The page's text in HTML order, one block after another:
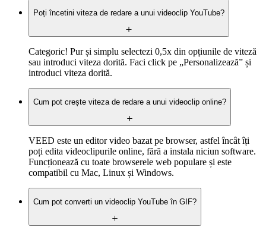
Poți încetini viteza de redare a unui videoclip YouTube?
Categoric! Pur și simplu selectezi 0,5x din opțiunile de viteză
sau introduci viteza dorită. Faci click pe „Personalizează” și
introduci viteza dorită.
Cum pot crește viteza de redare a unui videoclip online?
VEED este un editor video bazat pe browser, astfel încât îți
poți edita videoclipurile online, fără a instala niciun software.
Funcționează cu toate browserele web populare și este
compatibil cu Mac, Linux și Windows.
Cum pot converti un videoclip YouTube în GIF?